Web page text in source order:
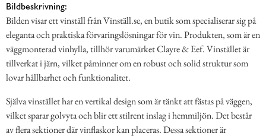
Bildbeskrivning:
Bilden visar ett vinställ från Vinställ.se, en butik som specialiserar sig på
eleganta och praktiska förvaringslösningar för vin. Produkten, som är en
väggmonterad vinhylla, tillhör varumärket Clayre & Eef. Vinstället är
tillverkat i järn, vilket påminner om en robust och solid struktur som
lovar hållbarhet och funktionalitet.
Själva vinstället har en vertikal design som är tänkt att fästas på väggen,
vilket sparar golvyta och blir ett stilrent inslag i hemmiljön. Det består
av flera sektioner där vinflaskor kan placeras. Dessa sektioner är